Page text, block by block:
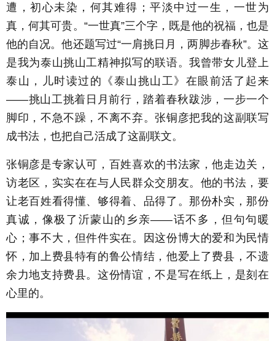
遭，初心未染，何其难得；平淡中过一生，一世为
真，何其可贵。“一世真”三个字，既是他的祝福，也是
他的自况。他还题写过“一肩挑日月，两脚步春秋”。这
是我为泰山挑山工精神拟写的联语。我曾带女儿登上
泰山，儿时读过的《泰山挑山工》在眼前活了起来
——挑山工挑着日月前行，踏着春秋跋涉，一步一个
脚印，不急不躁，不离不弃。张铜彦把我的这副联写
成书法，也把自己活成了这副联文。
张铜彦是专家认可，百姓喜欢的书法家，他走边关，
访老区，实实在在与人民群众交朋友。他的书法，要
让老百姓看得懂、够得着、品得了。那份朴实，那份
真诚，像极了沂蒙山的乡亲——话不多，但句句暖
心；事不大，但件件实在。因这份博大的爱和为民情
怀，加上费县特有的鲁公情结，他爱上了费县，不遗
余力地支持费县。这份情谊，不是写在纸上，是刻在
心里的。